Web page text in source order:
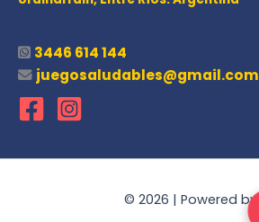
3446 614 144
juegosaludables@gmail.com
© 2026 | Powered by